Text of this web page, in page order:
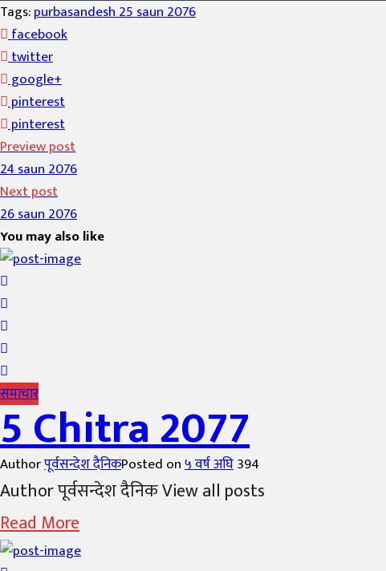
Tags:purbasandesh 25 saun 2076
facebook
twitter
google+
pinterest
pinterest
Preview post
24 saun 2076
Next post
26 saun 2076
You may also like
समाचार
5 Chitra 2077
Authorपूर्वसन्देश दैनिकPosted on५ वर्ष अघि394
Author पूर्वसन्देश दैनिक View all posts
Read More